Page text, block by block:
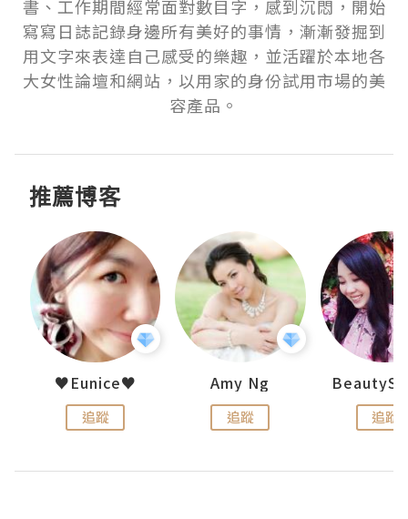
書、工作期間經常面對數目字，感到沉悶，開始
寫寫日誌記錄身邊所有美好的事情，漸漸發掘到
用文字來表達自己感受的樂趣，並活躍於本地各
大女性論壇和網站，以用家的身份試用市場的美
容產品。
推薦博客
♥Eunice♥
追蹤
Amy Ng
追蹤 追蹤